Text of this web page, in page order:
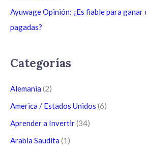
Ayuwage Opinión: ¿Es fiable para ganar
pagadas?
Categorías
Alemania (2)
America / Estados Unidos (6)
Aprender a Invertir(34)
Arabia Saudita (1)